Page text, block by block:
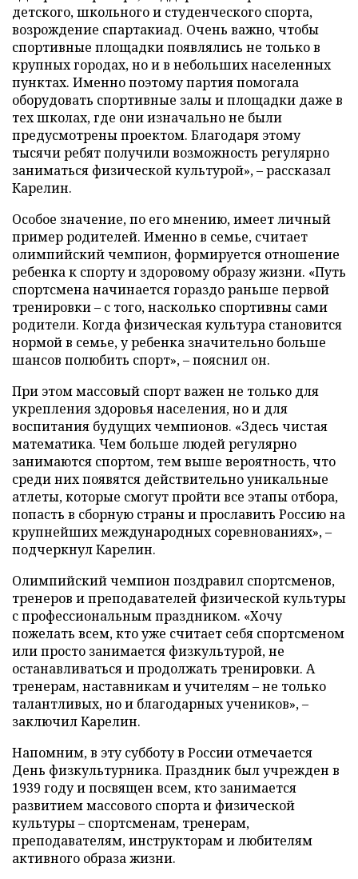
детского, школьного и студенческого спорта,
возрождение спартакиад. Очень важно, чтобы
спортивные площадки появлялись не только в
крупных городах, но и в небольших населенных
пунктах. Именно поэтому партия помогала
оборудовать спортивные залы и площадки даже в
тех школах, где они изначально не были
предусмотрены проектом. Благодаря этому
тысячи ребят получили возможность регулярно
заниматься физической культурой», – рассказал
Карелин.
Особое значение, по его мнению, имеет личный
пример родителей. Именно в семье, считает
олимпийский чемпион, формируется отношение
ребенка к спорту и здоровому образу жизни. «Путь
спортсмена начинается гораздо раньше первой
тренировки – с того, насколько спортивны сами
родители. Когда физическая культура становится
нормой в семье, у ребенка значительно больше
шансов полюбить спорт», – пояснил он.
При этом массовый спорт важен не только для
укрепления здоровья населения, но и для
воспитания будущих чемпионов. «Здесь чистая
математика. Чем больше людей регулярно
занимаются спортом, тем выше вероятность, что
среди них появятся действительно уникальные
атлеты, которые смогут пройти все этапы отбора,
попасть в сборную страны и прославить Россию на
крупнейших международных соревнованиях», –
подчеркнул Карелин.
Олимпийский чемпион поздравил спортсменов,
тренеров и преподавателей физической культуры
с профессиональным праздником. «Хочу
пожелать всем, кто уже считает себя спортсменом
или просто занимается физкультурой, не
останавливаться и продолжать тренировки. А
тренерам, наставникам и учителям – не только
талантливых, но и благодарных учеников», –
заключил Карелин.
Напомним, в эту субботу в России отмечается
День физкультурника. Праздник был учрежден в
1939 году и посвящен всем, кто занимается
развитием массового спорта и физической
культуры – спортсменам, тренерам,
преподавателям, инструкторам и любителям
активного образа жизни.